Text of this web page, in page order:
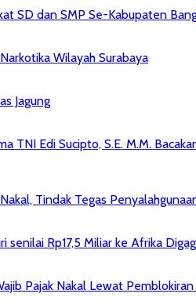
SD dan SMP Se-Kabupaten
Wilayah Surabaya
Jagung
TNI Edi Sucipto, S.E. M.M.
Tindak Tegas
senilai Rp17,5 Miliar ke Afrika
Pajak Nakal Lewat